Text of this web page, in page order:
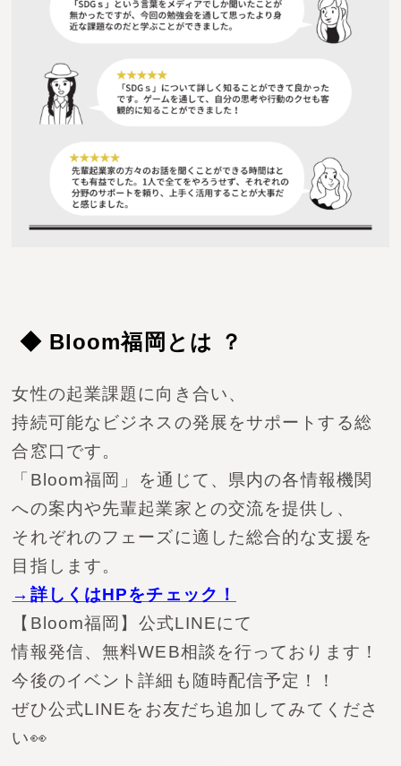
◆ Bloom福岡とは ？
女性の起業課題に向き合い、
持続可能なビジネスの発展をサポートする総
合窓口です。
「Bloom福岡」を通じて、県内の各情報機関
への案内や先輩起業家との交流を提供し、
それぞれのフェーズに適した総合的な支援を
目指します。
→詳しくはHPをチェック！
【Bloom福岡】公式LINEにて
情報発信、無料WEB相談を行っております！
今後のイベント詳細も随時配信予定！！
ぜひ公式LINEをお友だち追加してみてくださ
い👀